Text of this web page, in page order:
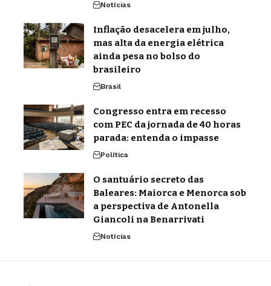
Notícias
Inflação desacelera em julho,
mas alta da energia elétrica
ainda pesa no bolso do
brasileiro
Brasil
Congresso entra em recesso
com PEC da jornada de 40 horas
parada: entenda o impasse
Política
O santuário secreto das
Baleares: Maiorca e Menorca sob
a perspectiva de Antonella
Giancoli na Benarrivati
Notícias